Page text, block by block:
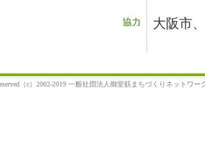
協力 大阪市
（c）2002-2019 一般社団法人御堂筋まちづくりネットワー